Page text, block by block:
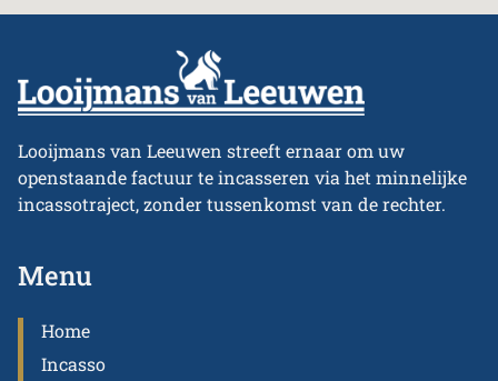
Looijmans van Leeuwen streeft ernaar om uw
openstaande factuur te incasseren via het minnelijke
incassotraject, zonder tussenkomst van de rechter.
Menu
Home
Incasso